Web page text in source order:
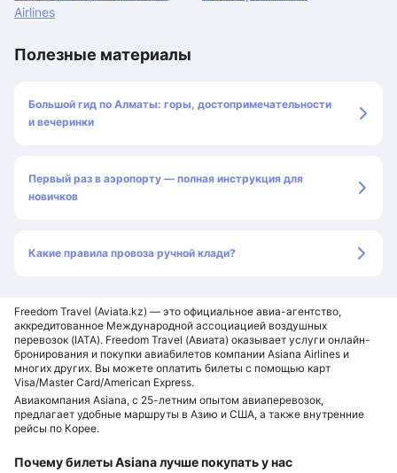
Airlines
Полезные материалы
Большой гид по Алматы: горы, достопримечательности
и вечеринки
Первый раз в аэропорту — полная инструкция для
новичков
Какие правила провоза ручной клади?
Freedom Travel (Aviata.kz) — это официальное авиа-агентство,
аккредитованное Международной ассоциацией воздушных
перевозок (IATA). Freedom Travel (Авиата) оказывает услуги онлайн-
бронирования и покупки авиабилетов компании Asiana Airlines и
многих других. Вы можете оплатить билеты с помощью карт
Visa/Master Card/American Express.
Авиакомпания Asiana, с 25-летним опытом авиаперевозок,
предлагает удобные маршруты в Азию и США, а также внутренние
рейсы по Корее.
Почему билеты Asiana лучше покупать у нас